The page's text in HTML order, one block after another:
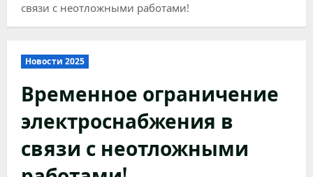
связи с неотложными работами!
Новости 2025
Временное ограничение
электроснабжения в
связи с неотложными